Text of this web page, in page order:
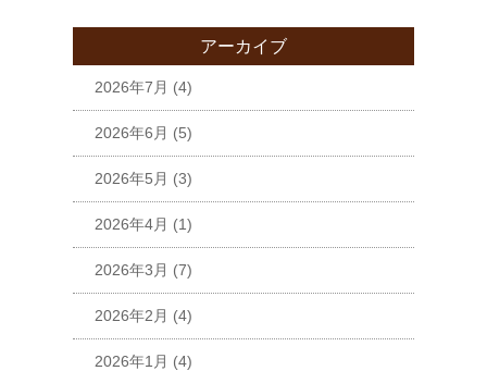
アーカイブ
2026年7月 (4)
2026年6月 (5)
2026年5月 (3)
2026年4月 (1)
2026年3月 (7)
2026年2月 (4)
2026年1月 (4)